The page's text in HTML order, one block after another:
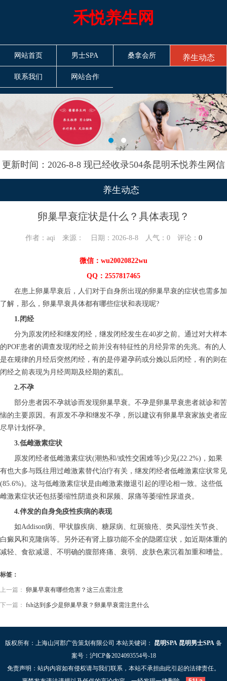
禾悦养生网
网站首页 男士SPA 桑拿会所 养生动态
联系我们 网站合作
更新时间：2026-8-8 现已经收录504条昆明禾悦养生网信
息
养生动态
卵巢早衰症状是什么？具体表现？
作者：aqi 来源： 日期：2026-8-8 人气： 0评论： 0
微信：wu20020822wu
QQ：2557817465
在患上卵巢早衰后，人们对于自身所出现的卵巢早衰的症状也需多加
了解，那么，卵巢早衰具体都有哪些症状和表现呢?
1.闭经
分为原发闭经和继发闭经，继发闭经发生在40岁之前。通过对大样本
的POF患者的调查发现闭经之前并没有特征性的月经异常的先兆。有的人
是在规律的月经后突然闭经，有的是停避孕药或分娩以后闭经，有的则在
闭经之前表现为月经周期及经期的紊乱。
2.不孕
部分患者因不孕就诊而发现卵巢早衰。不孕是卵巢早衰患者就诊和苦
恼的主要原因。有原发不孕和继发不孕，所以建议有卵巢早衰家族史者应
尽早计划怀孕。
3.低雌激素症状
原发闭经者低雌激素症状(潮热和/或性交困难等)少见(22.2%)，如果
有也大多与既往用过雌激素替代治疗有关，继发闭经者低雌激素症状常见
(85.6%)。这与低雌激素症状是由雌激素撤退引起的理论相一致。这些低
雌激素症状还包括萎缩性阴道炎和尿频、尿痛等萎缩性尿道炎。
4.伴发的自身免疫性疾病的表现
如Addison病、甲状腺疾病、糖尿病、红斑狼疮、类风湿性关节炎、
白癜风和克隆病等。另外还有肾上腺功能不全的隐匿症状，如近期体重的
减轻、食欲减退、不明确的腹部疼痛、衰弱、皮肤色素沉着加重和嗜盐。
标签：
上一篇： 卵巢早衰有哪些危害？这三点需注意
下一篇： fsh达到多少是卵巢早衰？卵巢早衰需注意什么
版权所有：上海山河郡广告策划有限公司 本站关键词： 昆明SPA 昆明男士SPA 备
案号： 沪ICP备2024093554号-18
免责声明：站内内容如有侵权请与我们联系，本站不承担由此引起的法律责任。